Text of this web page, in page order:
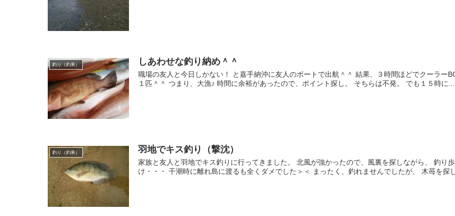
釣り（釣果） しあわせな釣り納め＾＾
職場の友人と今日しかない！ と嘉手納沖に友人のボートで出航＾＾ 結果、３時間ほどでクーラー
１匹＾＾ つまり、大漁♪ 時間に余裕があったので、ポイント探し。 そちらは不発。 でも１５時に...
釣り（釣果） 羽地でキス釣り（撃沈）
家族と友人と羽地でキス釣りに行ってきました。 北風が強かったので、風裏を探しながら、 釣り
け・・・ 干潮時に離れ島に渡るも全くダメでした＞＜ まったく、釣れませんでしたが、 木苺を探し